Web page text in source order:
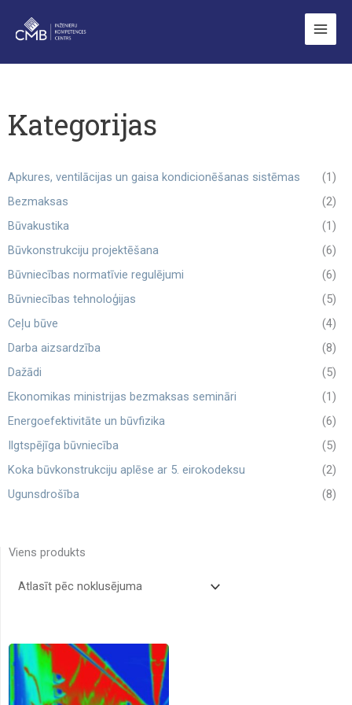
Kategorijas
Apkures, ventilācijas un gaisa kondicionēšanas sistēmas
(1)
Bezmaksas
(2)
Būvakustika
(1)
Būvkonstrukciju projektēšana
(6)
Būvniecības normatīvie regulējumi
(6)
Būvniecības tehnoloģijas
(5)
Ceļu būve
(4)
Darba aizsardzība
(8)
Dažādi
(5)
Ekonomikas ministrijas bezmaksas semināri
(1)
Energoefektivitāte un būvfizika
(6)
Ilgtspējīga būvniecība
(5)
Koka būvkonstrukciju aplēse ar 5. eirokodeksu
(2)
Ugunsdrošība
(8)
Viens produkts